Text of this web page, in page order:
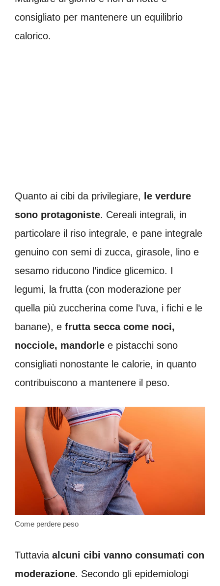
consigliato per mantenere un equilibrio
calorico.
Quanto ai cibi da privilegiare, le verdure
sono protagoniste. Cereali integrali, in
particolare il riso integrale, e pane integrale
genuino con semi di zucca, girasole, lino e
sesamo riducono l’indice glicemico. I
legumi, la frutta (con moderazione per
quella più zuccherina come l’uva, i fichi e le
banane), e frutta secca come noci,
nocciole, mandorle e pistacchi sono
consigliati nonostante le calorie, in quanto
contribuiscono a mantenere il peso.
Come perdere peso
Tuttavia alcuni cibi vanno consumati con
moderazione. Secondo gli epidemiologi